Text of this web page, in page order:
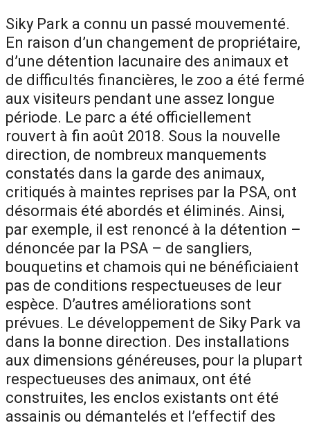
Siky Park a connu un passé mouvementé.
En raison d’un changement de propriétaire,
d’une détention lacunaire des animaux et
de difficultés financières, le zoo a été fermé
aux visiteurs pendant une assez longue
période. Le parc a été officiellement
rouvert à fin août 2018. Sous la nouvelle
direction, de nombreux manquements
constatés dans la garde des animaux,
critiqués à maintes reprises par la PSA, ont
désormais été abordés et éliminés. Ainsi,
par exemple, il est renoncé à la détention –
dénoncée par la PSA – de sangliers,
bouquetins et chamois qui ne bénéficiaient
pas de conditions respectueuses de leur
espèce. D’autres améliorations sont
prévues. Le développement de Siky Park va
dans la bonne direction. Des installations
aux dimensions généreuses, pour la plupart
respectueuses des animaux, ont été
construites, les enclos existants ont été
assainis ou démantelés et l’effectif des